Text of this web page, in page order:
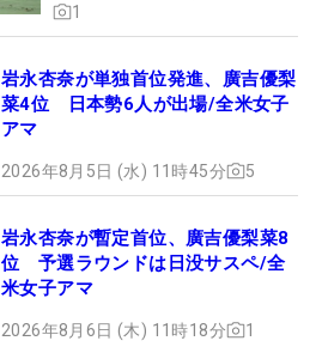
1
岩永杏奈が単独首位発進、廣吉優梨
菜4位 日本勢6人が出場/全米女子
アマ
2026年8月5日 (水) 11時45分 5
岩永杏奈が暫定首位、廣吉優梨菜8
位 予選ラウンドは日没サスペ/全
米女子アマ
2026年8月6日 (木) 11時18分 1